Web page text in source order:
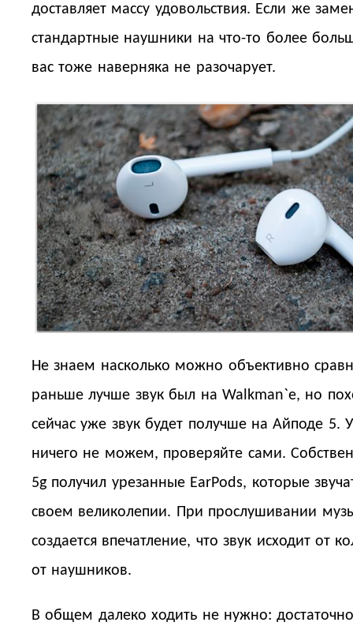
доставляет массу удовольствия. Если же
стандартные наушники на что-то более
вас тоже наверняка не разочарует.
Не знаем насколько можно объективно
раньше лучше звук был на Walkman`e, но
сейчас уже звук будет получше на Айподе 5.
ничего не можем, проверяйте сами.
5g получил урезанные EarPods, которые
своем великолепии. При прослушивании
создается впечатление, что звук исходит от
от наушников.
В общем далеко ходить не нужно: достаточно